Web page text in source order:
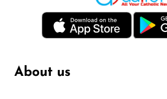
About us